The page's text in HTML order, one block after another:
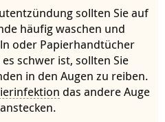
sollten Sie auf
häufig waschen und
oder Papierhandtücher
schwer ist, sollten Sie
in den Augen zu reiben.
das andere Auge